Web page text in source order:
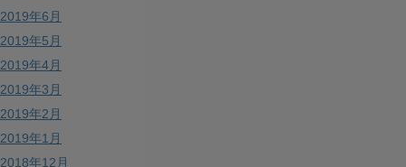
2019年6月
2019年5月
2019年4月
2019年3月
2019年2月
2019年1月
2018年12月